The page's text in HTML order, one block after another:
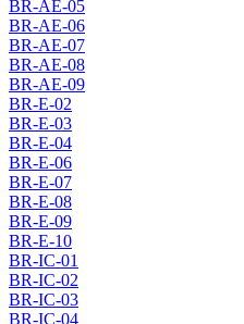
BR-AE-05
BR-AE-06
BR-AE-07
BR-AE-08
BR-AE-09
BR-E-02
BR-E-03
BR-E-04
BR-E-06
BR-E-07
BR-E-08
BR-E-09
BR-E-10
BR-IC-01
BR-IC-02
BR-IC-03
BR-IC-04